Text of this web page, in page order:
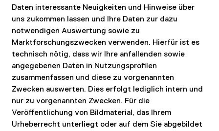
Daten interessante Neuigkeiten und Hinweise über
uns zukommen lassen und Ihre Daten zur dazu
notwendigen Auswertung sowie zu
Marktforschungszwecken verwenden. Hierfür ist es
technisch nötig, dass wir Ihre anfallenden sowie
angegebenen Daten in Nutzungsprofilen
zusammenfassen und diese zu vorgenannten
Zwecken auswerten. Dies erfolgt lediglich intern und
nur zu vorgenannten Zwecken. Für die
Veröffentlichung von Bildmaterial, das Ihrem
Urheberrecht unterliegt oder auf dem Sie abgebildet